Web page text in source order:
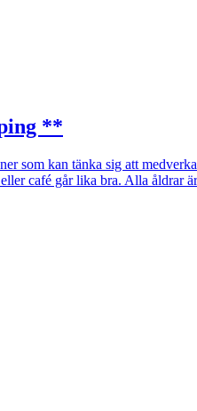
**
som kan tänka sig att
café går lika bra. Alla åldrar